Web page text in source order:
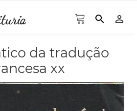
search person_outline
da tradução
xx